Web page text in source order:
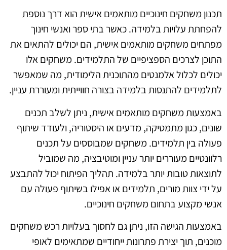
תכנון משחקים חינוכיים מותאמים אישית הוא דרך נוספת
להפחתת עלויות בלמידה. כאשר בתי ספר ואנשי חינוך
מפתחים משחקים מותאמים אישית, הם יכולים להתאים את
התוכן לצרכים הספציפיים של התלמידים. משחקים אלו
יכולים לכלול אלמנטים מהתוכנית הלימודית, מה שמאפשר
לתלמידים להתנסות בלמידה בצורה חווייתית ומעוררת עניין.
באמצעות משחקים מותאמים אישית, ניתן לשלב תכנים
שונים, כגון מתמטיקה, מדעים או היסטוריה, ולעודד שיתוף
פעולה בין תלמידים. משחקים שמבוססים על תכנים
רלוונטיים מעוררים יותר עניין ומוטיבציה, מה שמוביל
לתוצאות טובות יותר בלמידה. תהליך הפיתוח יכול להתבצע
על ידי צוות מורים, תלמידים או אפילו בשיתוף פעולה עם
אנשי מקצוע בתחום משחקים חינוכיים.
באמצעות הגישה הזו, ניתן גם לחסוך בעלויות רכש משחקים
מוכנים, תוך יצירת פתרונות ייחודיים שמתאימים לאופי